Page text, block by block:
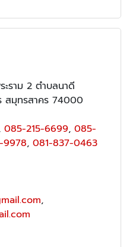
ราม 2 ตำบลนาดี
สมุทรสาคร 74000
085-215-6699, 085-
, 081-837-0463
,